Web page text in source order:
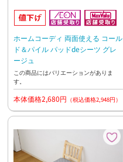
ホームコーディ 両面使える コール
ド＆パイル パッドdeシーツ グレ
ージュ
この商品にはバリエーションがありま
す。
本体価格2,680円 （税込価格2,948円）